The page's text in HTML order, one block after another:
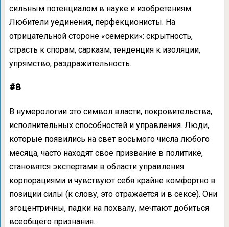
сильным потенциалом в науке и изобретениям.
Любители уединения, перфекционисты. На
отрицательной стороне «семерки»: скрытность,
страсть к спорам, сарказм, тенденция к изоляции,
упрямство, раздражительность.
#8
В нумерологии это символ власти, покровительства,
исполнительных способностей и управления. Люди,
которые появились на свет восьмого числа любого
месяца, часто находят свое призвание в политике,
становятся экспертами в области управления
корпорациями и чувствуют себя крайне комфортно в
позиции силы (к слову, это отражается и в сексе). Они
эгоцентричны, падки на похвалу, мечтают добиться
всеобщего признания.